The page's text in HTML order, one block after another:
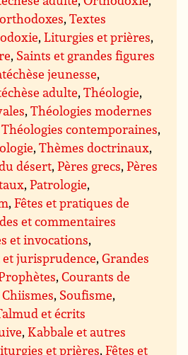
,Textes
,Liturgies et prières,
, Saints et grandes figures
jeunesse,
adulte,Théologie,
,Théologies modernes
Théologies contemporaines,
,Thèmes doctrinaux,
désert,Pères grecs,Pères
,Patrologie,
,Fêtes et pratiques de
et commentaires
et invocations,
jurisprudence,Grandes
,Courants de
Chiismes, Soufisme,
et écrits
,Kabbale et autres
et prières,Fêtes et